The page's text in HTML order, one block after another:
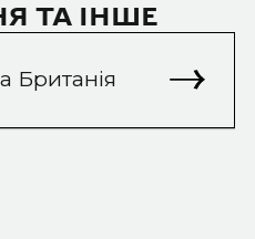
ТА ІНШЕ
Британія